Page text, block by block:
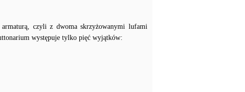
czyli z dwoma skrzyżowanymi lufami
występuje tylko pięć wyjątków: